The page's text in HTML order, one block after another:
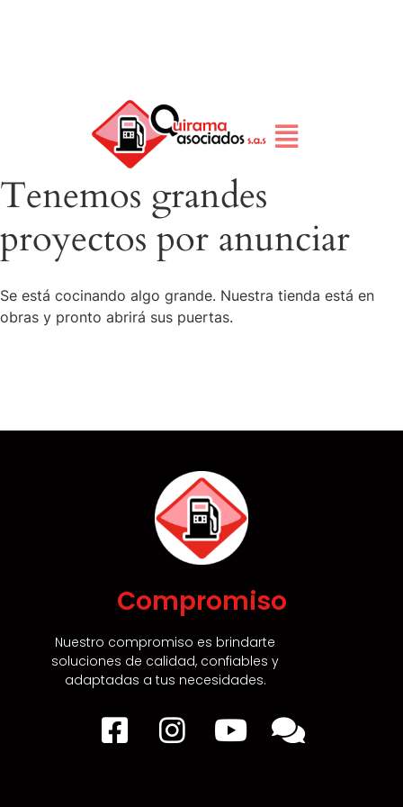
Tenemos grandes
proyectos por anunciar
Se está cocinando algo grande. Nuestra tienda está en
obras y pronto abrirá sus puertas.
Compromiso
Nuestro compromiso es brindarte
soluciones de calidad, confiables y
adaptadas a tus necesidades.